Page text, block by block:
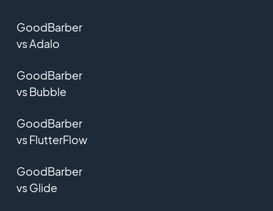
GoodBarber
vs Adalo
GoodBarber
vs Bubble
GoodBarber
vs FlutterFlow
GoodBarber
vs Glide